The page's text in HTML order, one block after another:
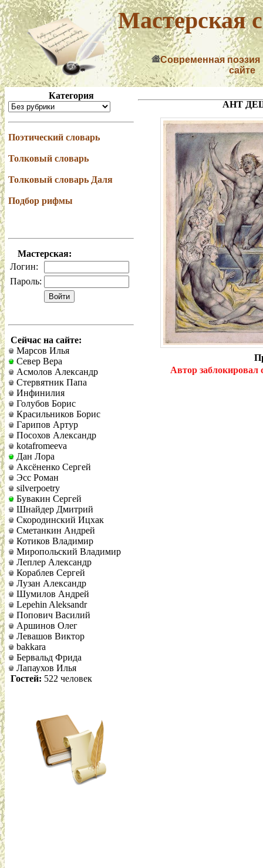
Мастерская
Современная поэзия
сайте
Категория
Поэтический словарь
Толковый словарь
Толковый словарь Даля
Подбор рифмы
Мастерская:
Логин:
Пароль:
Сейчас на сайте:
Марсов Илья
Север Вера
Асмолов Александр
Стервятник Папа
Инфинилия
Голубов Борис
Красильников Борис
Гарипов Артур
Посохов Александр
kotafromeeva
Дан Лора
Аксёненко Сергей
Эсс Роман
silverpoetry
Бувакин Сергей
Шнайдер Дмитрий
Скородинский Ицхак
Сметанкин Андрей
Котиков Владимир
Миропольский Владимир
Леплер Александр
Кораблев Сергей
Лузан Александр
Шумилов Андрей
Lepehin Aleksandr
Попович Василий
Аршинов Олег
Левашов Виктор
bakkara
Бервальд Фрида
Лапаухов Илья
Гостей: 522 человек
АНТ
Автор заблокировал